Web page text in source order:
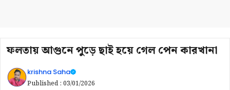
ফলতায় আগুনে পুড়ে ছাই হয়ে গেল পেন কারখানা
krishna Saha
Published : 03/01/2026